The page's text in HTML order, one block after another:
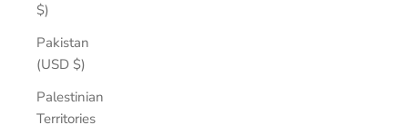
$)
Pakistan
(USD $)
Palestinian
Territories